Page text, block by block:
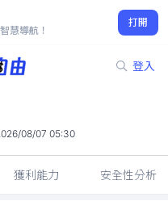
慧導航！
打開
登入
08/07 05:30
獲利能力 安全性分析